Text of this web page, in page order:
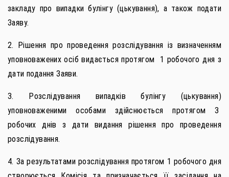
закладу про випадки булінгу (цькування), а також подати
Заяву.
2. Рішення про проведення розслідування із визначенням
уповноважених осіб видається протягом 1 робочого дня з
дати подання Заяви.
3. Розслідування випадків булінгу (цькування)
уповноваженими особами здійснюється протягом 3
робочих днів з дати видання рішення про проведення
розслідування.
4. За результатами розслідування протягом 1 робочого дня